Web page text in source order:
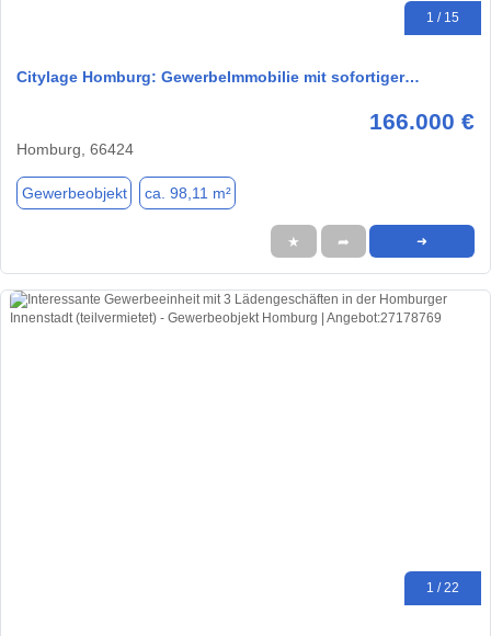
1 / 15
Citylage Homburg: GewerbeImmobilie mit sofortiger…
166.000 €
Homburg, 66424
Gewerbeobjekt ca. 98,11 m²
★ ➦ ➜
1 / 22